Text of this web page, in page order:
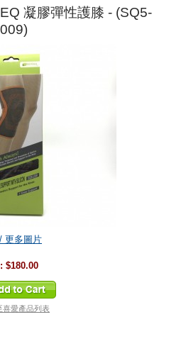
凝膠彈性護膝 - (SQ5-
更多圖片
$180.00
喜愛產品列表